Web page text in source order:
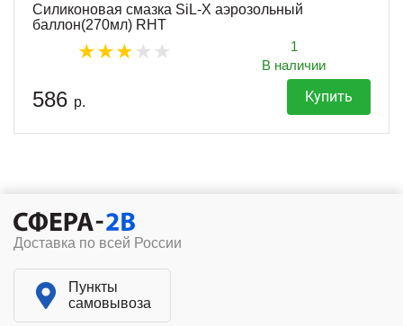
Силиконовая смазка SiL-X аэрозольный
баллон(270мл) RHT
1
В наличии
586 р. Купить
Доставка по всей России
Пункты
самовывоза